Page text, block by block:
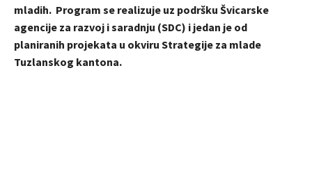
mladih. Program se realizuje uz podršku Švicarske
agencije za razvoj i saradnju (SDC) i jedan je od
planiranih projekata u okviru Strategije za mlade
Tuzlanskog kantona.